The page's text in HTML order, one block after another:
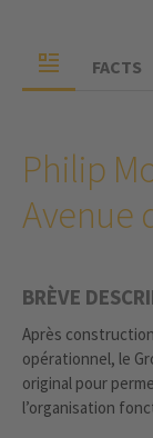
FACTS
Philip
Avenue
BRÈVE
Après
opérationnel, le
original pour
l’organisation